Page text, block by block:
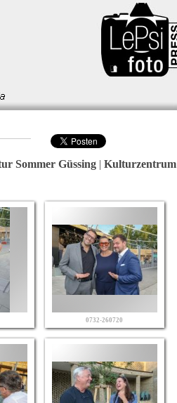
Sommer Güssing | Kulturzentrum
0732-260720